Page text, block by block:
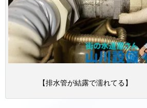
【排水管が結露で濡れてる】